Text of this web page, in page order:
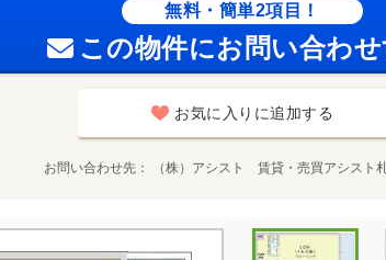
無料・簡単2項目！
この物件にお問い合わ
お気に入りに追加する
お問い合わせ先 （株）アシスト 賃貸・売買アシスト